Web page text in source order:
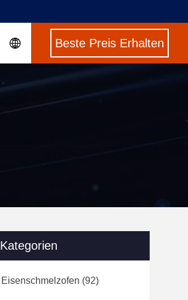
Beste Preis Erhalten
Kategorien
Eisenschmelzofen (92)